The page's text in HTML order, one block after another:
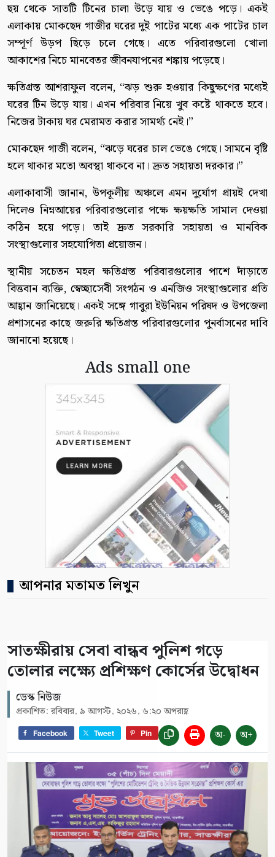
ছয় থেকে সাতটি টিনের চালা উড়ে যায় ও ভেঙে পড়ে। একই
এলাকায় মোকছেদ গাজীর ঘরের দুই পাটের মধ্যে এক পাটের চাল
সম্পূর্ণ উড়প ছিড়ে চলে গেছে। এতে পরিবারগুলো খোলা
আকাশের নিচে মানবেতর জীবনযাপনের শঙ্কায় পড়েছে।
ক্ষতিগ্রস্ত আশরাফুল বলেন, “ঝড় শুরু হওয়ার কিছুক্ষণের মধ্যেই
ঘরের টিন উড়ে যায়। এখন পরিবার নিয়ে খুব কষ্টে থাকতে হবে।
নিজের টাকায় ঘর মেরামত করার সামর্থ্য নেই।”
মোকছেদ গাজী বলেন, “ঝড়ে ঘরের চাল ভেঙে গেছে। সামনে বৃষ্টি
হলে থাকার মতো অবস্থা থাকবে না। দ্রুত সহায়তা দরকার।”
এলাকাবাসী জানান, উপকূলীয় অঞ্চলে এমন দুর্যোগ প্রায়ই দেখা
দিলেও নিম্নআয়ের পরিবারগুলোর পক্ষে ক্ষয়ক্ষতি সামাল দেওয়া
কঠিন হয়ে পড়ে। তাই দ্রুত সরকারি সহায়তা ও মানবিক
সংস্থাগুলোর সহযোগিতা প্রয়োজন।
স্থানীয় সচেতন মহল ক্ষতিগ্রস্ত পরিবারগুলোর পাশে দাঁড়াতে
বিত্তবান ব্যক্তি, স্বেচ্ছাসেবী সংগঠন ও এনজিও সংস্থাগুলোর প্রতি
আহ্বান জানিয়েছে। একই সঙ্গে গাবুরা ইউনিয়ন পরিষদ ও উপজেলা
প্রশাসনের কাছে জরুরি ক্ষতিগ্রস্ত পরিবারগুলোর পুনর্বাসনের দাবি
জানানো হয়েছে।
Ads small one
আপনার মতামত লিখুন
সাতক্ষীরায় সেবা বান্ধব পুলিশ গড়ে
তোলার লক্ষ্যে প্রশিক্ষণ কোর্সের উদ্বোধন
ডেস্ক নিউজ
প্রকাশিত: রবিবার, ৯ আগস্ট, ২০২৬, ৬:২০ অপরাহ্ণ
Facebook Tweet Pin অ- অ+